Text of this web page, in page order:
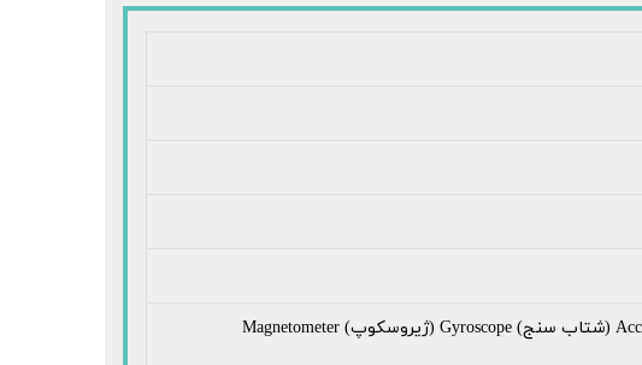
Ambient Light Sensor (حسگر تنظیم نور صفحه) Accelerometer (شتاب سنج) Gyroscope (ژیروسکوپ) Magnetometer